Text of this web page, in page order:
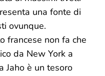
una fonte di
ovunque.
francese non fa che
da New York a
Jaho è un tesoro